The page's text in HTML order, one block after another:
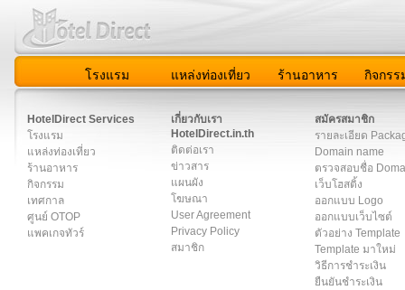
โรงแรม แหล่งท่องเที่ยว ร้านอาหาร กิจกรร
HotelDirect Services
โรงแรม
แหล่งท่องเที่ยว
ร้านอาหาร
กิจกรรม
เทศกาล
ศูนย์ OTOP
แพคเกจทัวร์
เกี่ยวกับเรา
HotelDirect.in.th
ติดต่อเรา
ข่าวสาร
แผนผัง
โฆษณา
User Agreement
Privacy Policy
สมาชิก
สมัครสมาชิก
รายละเอียด
Domain name
ตรวจสอบชื่อ
เว็บโฮสติ้ง
ออกแบบ Logo
ออกแบบเว็บไซต์
ตัวอย่าง Template
Template มาใหม่
วิธีการชำระเงิน
ยืนยันชำระเงิน